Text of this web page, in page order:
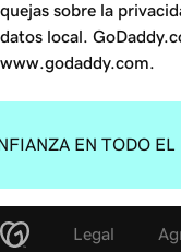
quejas sobre la
datos local.
www.godaddy.com.
EN TODO EL
Legal